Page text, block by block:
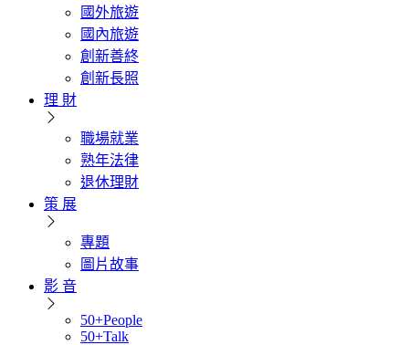
國外旅遊
國內旅遊
創新善終
創新長照
理 財
職場就業
熟年法律
退休理財
策 展
專題
圖片故事
影 音
50+People
50+Talk